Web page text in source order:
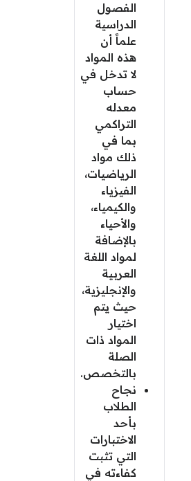
الفصول
الدراسية
علماََ أن
هذه المواد
لا تدخل في
حساب
معدله
التراكمي
بما في
ذلك مواد
الرياضيات،
الفيزياء
والكيمياء،
والأحياء
بالإضافة
لمواد اللغة
العربية
والإنجليزية،
حيث يتم
اختيار
المواد ذات
الصلة
بالتخصص.
نجاح
الطلاب
بأحد
الاختبارات
التي تثبت
كفاءته في